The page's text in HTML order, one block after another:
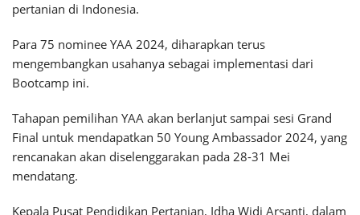
pertanian di Indonesia.
Para 75 nominee YAA 2024, diharapkan terus
mengembangkan usahanya sebagai implementasi dari
Bootcamp ini.
Tahapan pemilihan YAA akan berlanjut sampai sesi Grand
Final untuk mendapatkan 50 Young Ambassador 2024, yang
rencanakan akan diselenggarakan pada 28-31 Mei
mendatang.
Kepala Pusat Pendidikan Pertanian, Idha Widi Arsanti, dalam